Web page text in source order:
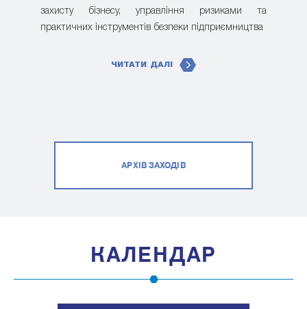
захисту бізнесу, управління ризиками та
практичних інструментів безпеки підприємництва
ЧИТАТИ ДАЛІ
АРХІВ ЗАХОДІВ
КАЛЕНДАР